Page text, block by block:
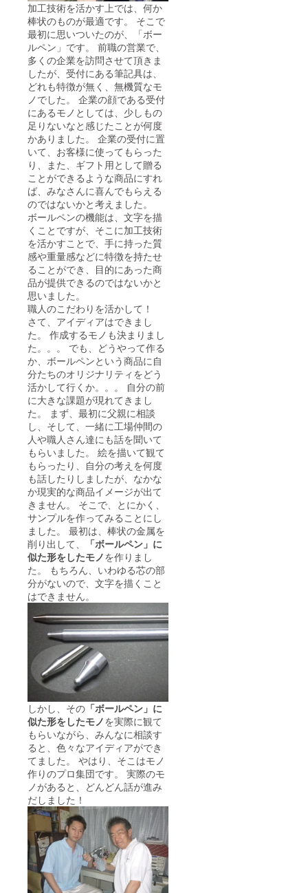
加工技術を活かす上では、何か
棒状のものが最適です。 そこで
最初に思いついたのが、「ボー
ルペン」です。 前職の営業で、
多くの企業を訪問させて頂きま
したが、受付にある筆記具は、
どれも特徴が無く、無機質なモ
ノでした。 企業の顔である受付
にあるモノとしては、少しもの
足りないなと感じたことが何度
かありました。 企業の受付に置
いて、お客様に使ってもらった
り、また、ギフト用として贈る
ことができるような商品にすれ
ば、みなさんに喜んでもらえる
のではないかと考えました。
ボールペンの機能は、文字を描
くことですが、そこに加工技術
を活かすことで、手に持った質
感や重量感などに特徴を持たせ
ることができ、目的にあった商
品が提供できるのではないかと
思いました。
職人のこだわりを活かして！
さて、アイディアはできまし
た。 作成するモノも決まりまし
た。。。 でも、どうやって作る
か、ボールペンという商品に自
分たちのオリジナリティをどう
活かして行くか。。。 自分の前
に大きな課題が現れてきまし
た。 まず、最初に父親に相談
し、そして、一緒に工場仲間の
人や職人さん達にも話を聞いて
もらいました。 絵を描いて観て
もらったり、自分の考えを何度
も話したりしましたが、なかな
か現実的な商品イメージが出て
きません。 そこで、とにかく、
サンプルを作ってみることにし
ました。 最初は、棒状の金属を
削り出して、
「ボールペン」に
似た形をしたモノを作りまし
た。 もちろん、いわゆる芯の部
分がないので、文字を描くこと
はできません。
しかし、その 「ボールペン」に
似た形をしたモノを実際に観て
もらいながら、みんなに相談す
ると、色々なアイディアができ
てました。 やはり、そこはモノ
作りのプロ集団です。 実際のモ
ノがあると、どんどん話が進み
だしました！